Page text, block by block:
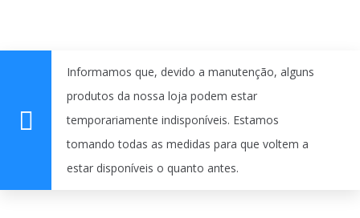
Informamos que, devido a manutenção, alguns
produtos da nossa loja podem estar
temporariamente indisponíveis. Estamos
tomando todas as medidas para que voltem a
estar disponíveis o quanto antes.